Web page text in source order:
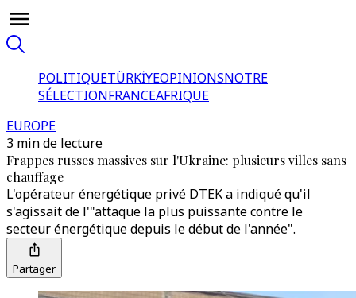
POLITIQUETÜRKİYEOPINIONSNOTRE
SÉLECTIONFRANCEAFRIQUE
EUROPE
3 min de lecture
Frappes russes massives sur l'Ukraine: plusieurs villes sans
chauffage
L'opérateur énergétique privé DTEK a indiqué qu'il
s'agissait de l'"attaque la plus puissante contre le
secteur énergétique depuis le début de l'année".
Partager